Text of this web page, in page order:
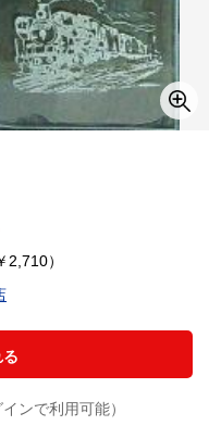
2,710）
ンで利用可能）